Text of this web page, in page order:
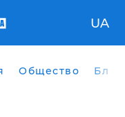
UA
Общество